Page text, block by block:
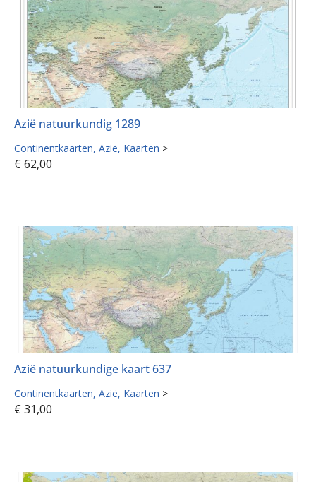
Azië natuurkundig 1289
Continentkaarten Azië Kaarten >
€ 62,00
Azië natuurkundige kaart 637
Continentkaarten Azië Kaarten >
€ 31,00